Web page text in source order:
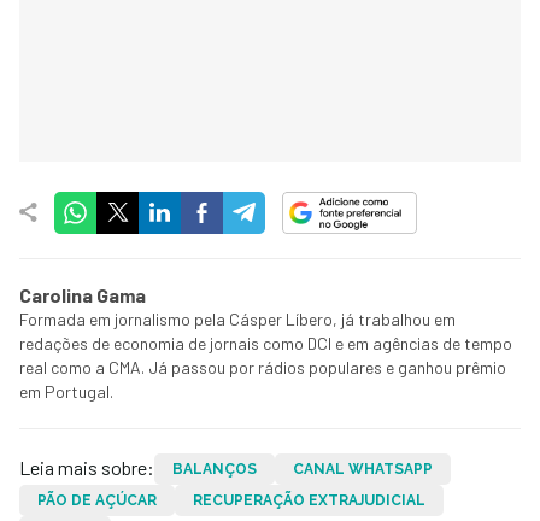
Carolina Gama
Formada em jornalismo pela Cásper Líbero, já trabalhou em
redações de economia de jornais como DCI e em agências de tempo
real como a CMA. Já passou por rádios populares e ganhou prêmio
em Portugal.
Leia mais sobre: BALANÇOS
CANAL WHATSAPP
PÃO DE AÇÚCAR
RECUPERAÇÃO EXTRAJUDICIAL